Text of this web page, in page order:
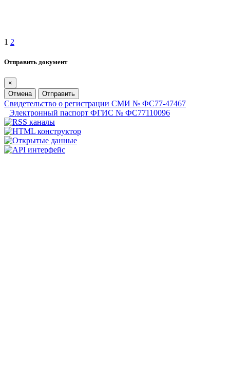
1 2
Отправить документ
×
Отмена
Отправить
Свидетельство о регистрации СМИ № ФС77-47467
Электронный паспорт ФГИС № ФС77110096